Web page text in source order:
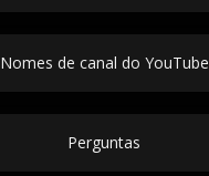
Nomes de canal do YouTube
Perguntas